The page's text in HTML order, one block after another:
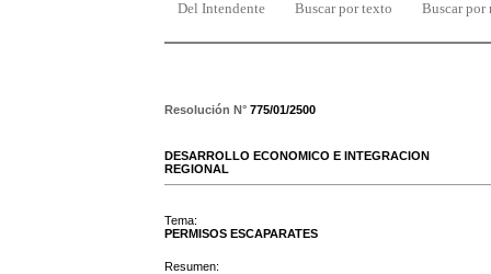
Del Intendente Buscar por texto Buscar por
Resolución N° 775/01/2500
DESARROLLO ECONOMICO E INTEGRACION
REGIONAL
Tema:
PERMISOS ESCAPARATES
Resumen: